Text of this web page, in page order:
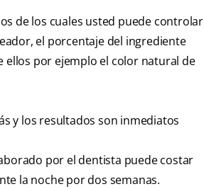
de los cuales usted puede controlar
el porcentaje del ingrediente
por ejemplo el color natural de
y los resultados son inmediatos
por el dentista puede costar
la noche por dos semanas.